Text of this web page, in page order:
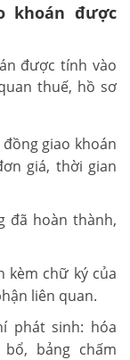
khoán được
được tính vào
thuế, hồ sơ
giao khoán
giá, thời gian
đã hoàn thành,
kèm chữ ký của
liên quan.
phát sinh: hóa
bảng chấm